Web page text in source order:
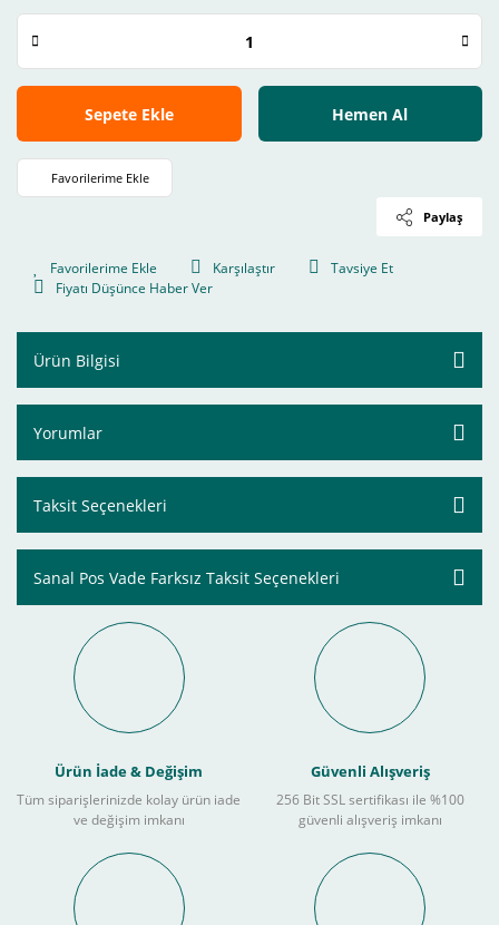
Sepete Ekle Hemen Al
Paylaş
Karşılaştır
Tavsiye Et
Fiyatı Düşünce Haber Ver
Ürün Bilgisi
Yorumlar
Taksit Seçenekleri
Sanal Pos Vade Farksız Taksit Seçenekleri
Ürün İade & Değişim
Tüm siparişlerinizde kolay ürün iade
ve değişim imkanı
Güvenli Alışveriş
256 Bit SSL sertifikası ile %100
güvenli alışveriş imkanı